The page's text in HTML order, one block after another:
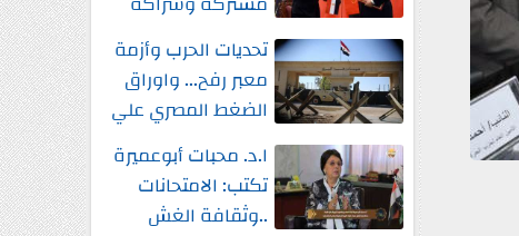
إستراتيجية شاملة
واستثمارات جديدةتحديات الحرب وأزمة
معبر رفح... واوراق
الضغط المصري علي
ا.د. محبات أبوعميرة
تكتب: الامتحانات
..وثقافة الغش